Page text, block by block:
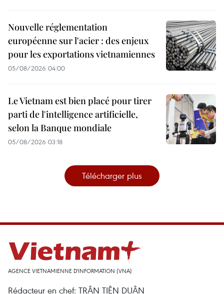
Nouvelle réglementation
européenne sur l'acier : des enjeux
pour les exportations vietnamiennes
05/08/2026 04:00
Le Vietnam est bien placé pour tirer
parti de l'intelligence artificielle,
selon la Banque mondiale
05/08/2026 03:18
Télécharger plus
AGENCE VIETNAMIENNE D'INFORMATION (VNA)
Rédacteur en chef: TRÂN TIÊN DUÂN